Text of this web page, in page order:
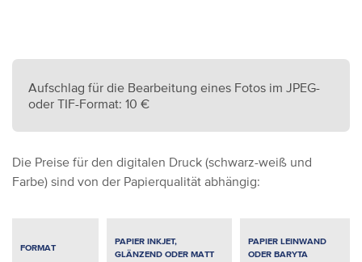
Aufschlag für die Bearbeitung eines Fotos im JPEG-
oder TIF-Format: 10 €
Die Preise für den digitalen Druck (schwarz-weiß und
Farbe) sind von der Papierqualität abhängig:
FORMAT
PAPIER INKJET,
GLÄNZEND ODER MATT
PAPIER LEINWAND
ODER BARYTA